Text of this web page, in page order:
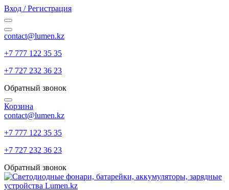
Вход / Регистрация
contact@lumen.kz
+7 777 122 35 35
+7 727 232 36 23
Обратный звонок
Корзина
contact@lumen.kz
+7 777 122 35 35
+7 727 232 36 23
Обратный звонок